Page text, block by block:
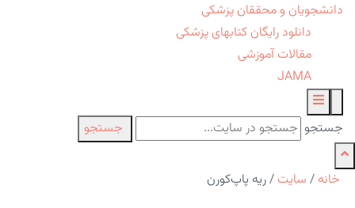
دانشجویان و محققان پزشکی
دانلود رایگان کتابهای پزشکی
مقالات آموزشی
JAMA
جستجو جستجو
خانه / سایت /ریه پاپ‌کورن